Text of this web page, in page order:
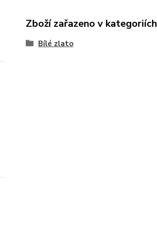
Zboží zařazeno v kategoriích
Bílé zlato